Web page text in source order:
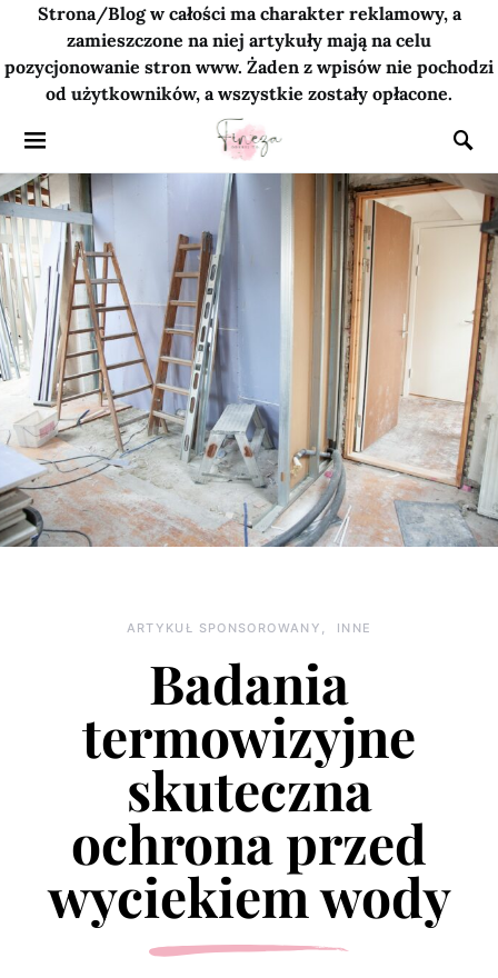
Strona/Blog w całości ma charakter reklamowy, a
zamieszczone na niej artykuły mają na celu
pozycjonowanie stron www. Żaden z wpisów nie pochodzi
od użytkowników, a wszystkie zostały opłacone.
ARTYKUŁ SPONSOROWANY INNE
Badania
termowizyjne
skuteczna
ochrona przed
wyciekiem wody